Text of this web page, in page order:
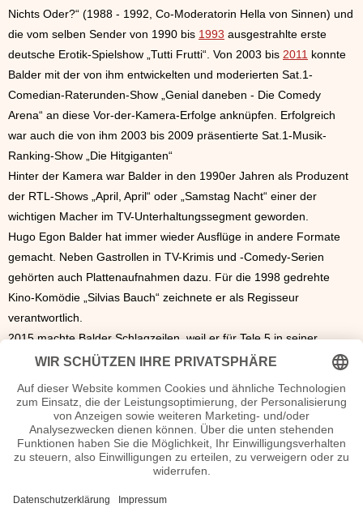
Nichts Oder?“ (1988 - 1992, Co-Moderatorin Hella von Sinnen) und
die vom selben Sender von 1990 bis 1993 ausgestrahlte erste
deutsche Erotik-Spielshow „Tutti Frutti“. Von 2003 bis 2011 konnte
Balder mit der von ihm entwickelten und moderierten Sat.1-
Comedian-Raterunden-Show „Genial daneben - Die Comedy
Arena“ an diese Vor-der-Kamera-Erfolge anknüpfen. Erfolgreich
war auch die von ihm 2003 bis 2009 präsentierte Sat.1-Musik-
Ranking-Show „Die Hitgiganten“
Hinter der Kamera war Balder in den 1990er Jahren als Produzent
der RTL-Shows „April, April“ oder „Samstag Nacht“ einer der
wichtigen Macher im TV-Unterhaltungssegment geworden.
Hugo Egon Balder hat immer wieder Ausflüge in andere Formate
gemacht. Neben Gastrollen in TV-Krimis und -Comedy-Serien
gehörten auch Plattenaufnahmen dazu. Für die 1998 gedrehte
Kino-Komödie „Silvias Bauch“ zeichnete er als Regisseur
verantwortlich.
2015 machte Balder Schlagzeilen, weil er für Tele 5 in seiner
Hamburger St.-Pauli-Kneipe die alkohollastige Talk-Show-Reihe
Balder, Vater eines Sohnes und einer Tochter, hat viermal
geheiratet und wurde viermal geschieden.
Autogramm Hugo Egon Balder Autogrammadresse
n.n.v.
- die offizielle Hugo Egon Balder Homepage